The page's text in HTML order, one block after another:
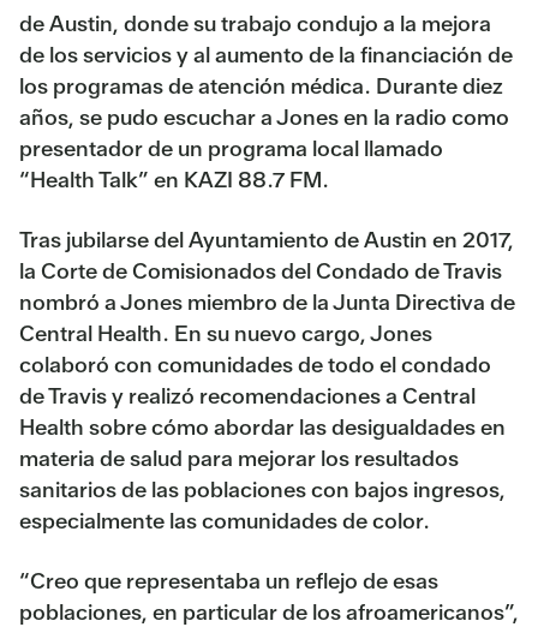
de Austin, donde su trabajo condujo a la mejora
de los servicios y al aumento de la financiación de
los programas de atención médica. Durante diez
años, se pudo escuchar a Jones en la radio como
presentador de un programa local llamado
“Health Talk” en KAZI 88.7 FM.
Tras jubilarse del Ayuntamiento de Austin en 2017,
la Corte de Comisionados del Condado de Travis
nombró a Jones miembro de la Junta Directiva de
Central Health. En su nuevo cargo, Jones
colaboró con comunidades de todo el condado
de Travis y realizó recomendaciones a Central
Health sobre cómo abordar las desigualdades en
materia de salud para mejorar los resultados
sanitarios de las poblaciones con bajos ingresos,
especialmente las comunidades de color.
“Creo que representaba un reflejo de esas
poblaciones, en particular de los afroamericanos”,